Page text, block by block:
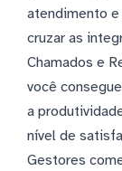
atendimento
cruzar as
Chamados e
você
a
nível de
Gestores